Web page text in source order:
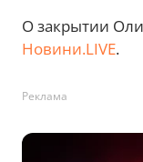
О закрытии
Новини.LIVE.
Реклама